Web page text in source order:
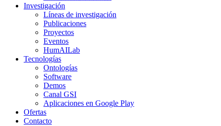
Investigación
Líneas de investigación
Publicaciones
Proyectos
Eventos
HumAILab
Tecnologías
Ontologías
Software
Demos
Canal GSI
Aplicaciones en Google Play
Ofertas
Contacto